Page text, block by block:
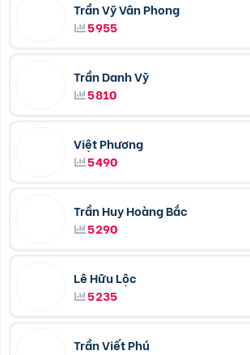
Trần Vỹ Vân Phong
5955
Trần Danh Vỹ
5810
Việt Phương
5490
Trần Huy Hoàng Bắc
5290
Lê Hữu Lộc
5235
Trần Viết Phú